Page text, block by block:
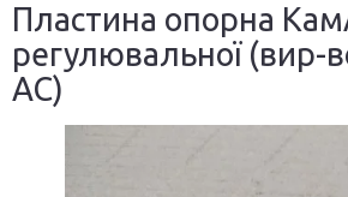
Пластина опорна
регулювальної (вир-
AC)